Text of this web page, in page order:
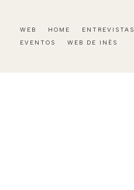
WEB HOME ENTREVISTAS
EVENTOS
WEB DE INÉS